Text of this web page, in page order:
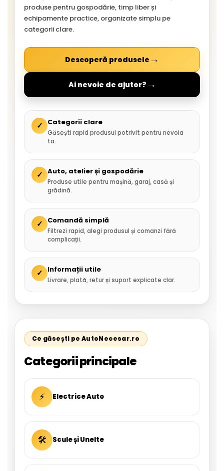
produse pentru gospodărie, timp liber și
echipamente practice, organizate simplu pe
categorii clare.
Descoperă produsele →
Ai nevoie de ajutor? →
✓ Categorii clare
Găsești rapid produsul potrivit pentru nevoia
ta.
✓ Auto, atelier și gospodărie
Produse utile pentru mașină, garaj, casă și
grădină.
✓ Comandă simplă
Filtrezi rapid, alegi produsul și comanzi fără
complicații.
✓ Informații utile
Livrare, plată, retur și suport explicate clar.
Ce găsești pe AutoNecesar.ro
Categorii principale
⚡ Electrice Auto
🛠 Scule și Unelte